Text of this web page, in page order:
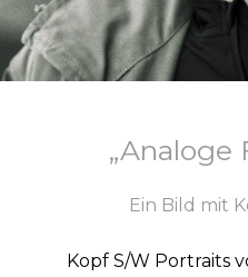
„Analoge
Ein Bild mit
Kopf S/W Portraits